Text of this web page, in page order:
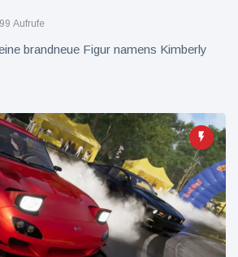
Aufrufe
brandneue Figur namens Kimberly